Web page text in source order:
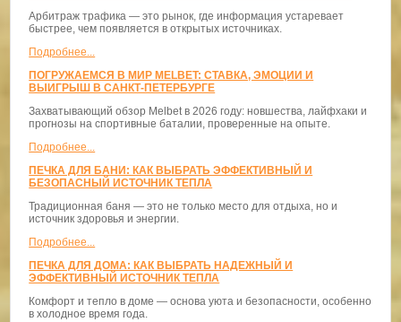
Арбитраж трафика — это рынок, где информация устаревает
быстрее, чем появляется в открытых источниках.
Подробнее...
ПОГРУЖАЕМСЯ В МИР MELBET: СТАВКА, ЭМОЦИИ И
ВЫИГРЫШ В САНКТ-ПЕТЕРБУРГЕ
Захватывающий обзор Melbet в 2026 году: новшества, лайфхаки и
прогнозы на спортивные баталии, проверенные на опыте.
Подробнее...
ПЕЧКА ДЛЯ БАНИ: КАК ВЫБРАТЬ ЭФФЕКТИВНЫЙ И
БЕЗОПАСНЫЙ ИСТОЧНИК ТЕПЛА
Традиционная баня — это не только место для отдыха, но и
источник здоровья и энергии.
Подробнее...
ПЕЧКА ДЛЯ ДОМА: КАК ВЫБРАТЬ НАДЕЖНЫЙ И
ЭФФЕКТИВНЫЙ ИСТОЧНИК ТЕПЛА
Комфорт и тепло в доме — основа уюта и безопасности, особенно
в холодное время года.